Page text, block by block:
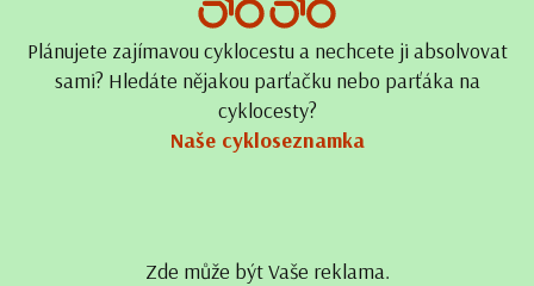
Plánujete zajímavou cyklocestu a nechcete ji absolvovat
sami? Hledáte nějakou parťačku nebo parťáka na
cyklocesty?
Naše cykloseznamka
Zde může být Vaše reklama.